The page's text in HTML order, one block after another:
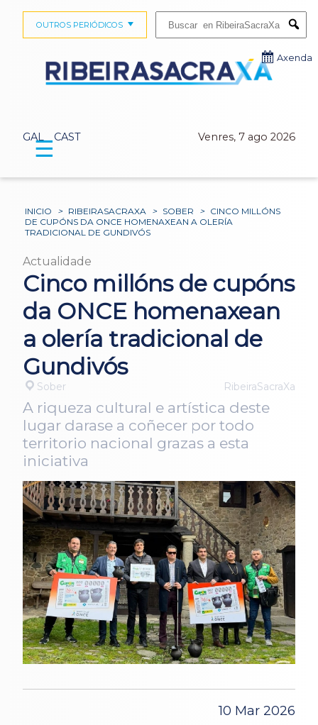
GAL CAST Venres, 7 ago 2026
OUTROS PERIÓDICOS
Axenda
☰
INICIO > RIBEIRASACRAXA > SOBER > CINCO MILLÓNS
DE CUPÓNS DA ONCE HOMENAXEAN A OLERÍA
TRADICIONAL DE GUNDIVÓS
Actualidade
Cinco millóns de cupóns
da ONCE homenaxean
a olería tradicional de
Gundivós
Sober RibeiraSacraXa
A riqueza cultural e artística deste
lugar darase a coñecer por todo
territorio nacional grazas a esta
iniciativa
10 Mar 2026